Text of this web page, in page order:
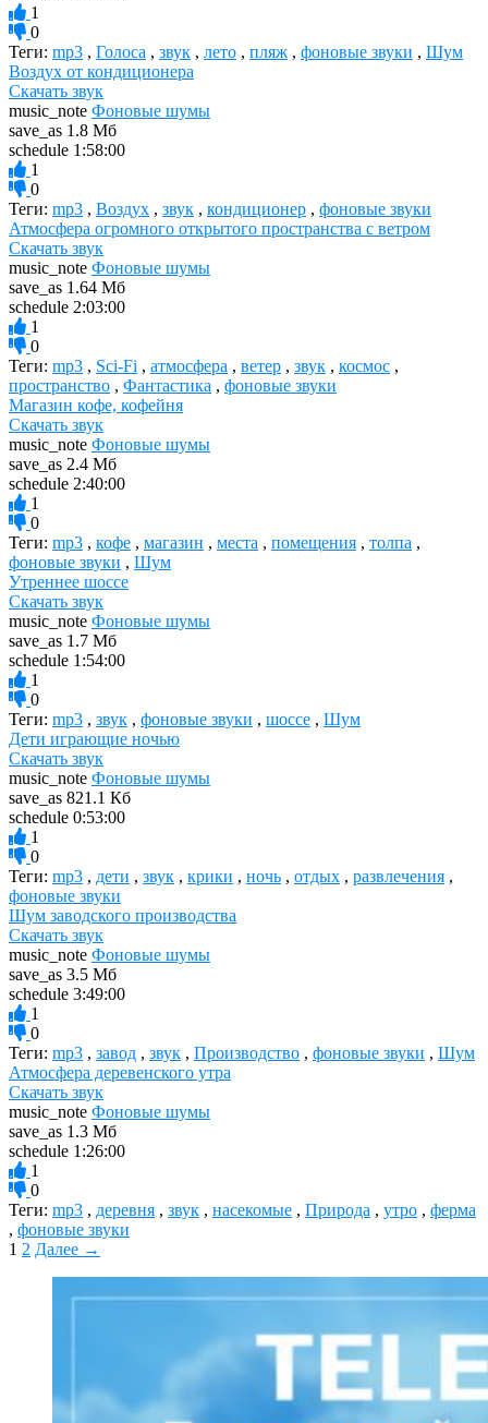
1
0
Теги: mp3 , Голоса , звук , лето , пляж , фоновые звуки , Шум
Воздух от кондиционера
Скачать звук
music_note Фоновые шумы
save_as 1.8 Мб
schedule 1:58:00
1
0
Теги: mp3 , Воздух , звук , кондиционер , фоновые звуки
Атмосфера огромного открытого пространства с ветром
Скачать звук
music_note Фоновые шумы
save_as 1.64 Мб
schedule 2:03:00
1
0
Теги: mp3 , Sci-Fi , атмосфера , ветер , звук , космос ,
пространство , Фантастика , фоновые звуки
Магазин кофе, кофейня
Скачать звук
music_note Фоновые шумы
save_as 2.4 Мб
schedule 2:40:00
1
0
Теги: mp3 , кофе , магазин , места , помещения , толпа ,
фоновые звуки , Шум
Утреннее шоссе
Скачать звук
music_note Фоновые шумы
save_as 1.7 Мб
schedule 1:54:00
1
0
Теги: mp3 , звук , фоновые звуки , шоссе , Шум
Дети играющие ночью
Скачать звук
music_note Фоновые шумы
save_as 821.1 Кб
schedule 0:53:00
1
0
Теги: mp3 , дети , звук , крики , ночь , отдых , развлечения ,
фоновые звуки
Шум заводского производства
Скачать звук
music_note Фоновые шумы
save_as 3.5 Мб
schedule 3:49:00
1
0
Теги: mp3 , завод , звук , Производство , фоновые звуки , Шум
Атмосфера деревенского утра
Скачать звук
music_note Фоновые шумы
save_as 1.3 Мб
schedule 1:26:00
1
0
Теги: mp3 , деревня , звук , насекомые , Природа , утро , ферма
, фоновые звуки
1 2 Далее →